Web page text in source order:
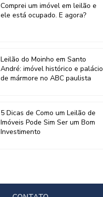
Comprei um imóvel em leilão e
ele está ocupado. E agora?
Leilão do Moinho em Santo
André: imóvel histórico e palácio
de mármore no ABC paulista
5 Dicas de Como um Leilão de
Imóveis Pode Sim Ser um Bom
Investimento